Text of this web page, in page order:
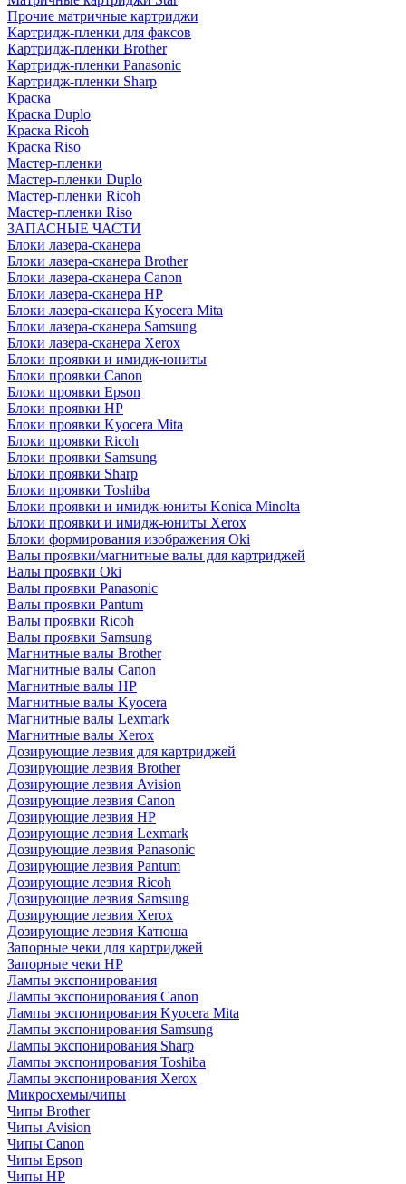
Прочие матричные картриджи
Картридж-пленки для факсов
Картридж-пленки Brother
Картридж-пленки Panasonic
Картридж-пленки Sharp
Краска
Краска Duplo
Краска Ricoh
Краска Riso
Мастер-пленки
Мастер-пленки Duplo
Мастер-пленки Ricoh
Мастер-пленки Riso
ЗАПАСНЫЕ ЧАСТИ
Блоки лазера-сканера
Блоки лазера-сканера Brother
Блоки лазера-сканера Canon
Блоки лазера-сканера HP
Блоки лазера-сканера Kyocera Mita
Блоки лазера-сканера Samsung
Блоки лазера-сканера Xerox
Блоки проявки и имидж-юниты
Блоки проявки Canon
Блоки проявки Epson
Блоки проявки HP
Блоки проявки Kyocera Mita
Блоки проявки Ricoh
Блоки проявки Samsung
Блоки проявки Sharp
Блоки проявки Toshiba
Блоки проявки и имидж-юниты Konica Minolta
Блоки проявки и имидж-юниты Xerox
Блоки формирования изображения Oki
Валы проявки/магнитные валы для картриджей
Валы проявки Oki
Валы проявки Panasonic
Валы проявки Pantum
Валы проявки Ricoh
Валы проявки Samsung
Магнитные валы Brother
Магнитные валы Canon
Магнитные валы HP
Магнитные валы Kyocera
Магнитные валы Lexmark
Магнитные валы Xerox
Дозирующие лезвия для картриджей
Дозирующие лезвия Brother
Дозирующие лезвия Avision
Дозирующие лезвия Canon
Дозирующие лезвия HP
Дозирующие лезвия Lexmark
Дозирующие лезвия Panasonic
Дозирующие лезвия Pantum
Дозирующие лезвия Ricoh
Дозирующие лезвия Samsung
Дозирующие лезвия Xerox
Дозирующие лезвия Катюша
Запорные чеки для картриджей
Запорные чеки HP
Лампы экспонирования
Лампы экспонирования Canon
Лампы экспонирования Kyocera Mita
Лампы экспонирования Samsung
Лампы экспонирования Sharp
Лампы экспонирования Toshiba
Лампы экспонирования Xerox
Микросхемы/чипы
Чипы Brother
Чипы Avision
Чипы Canon
Чипы Epson
Чипы HP